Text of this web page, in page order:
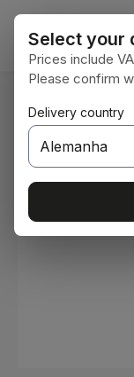
Ir para o conteúdo
Você está aqui: Home
Select your
Prices include
Please confirm
Delivery country